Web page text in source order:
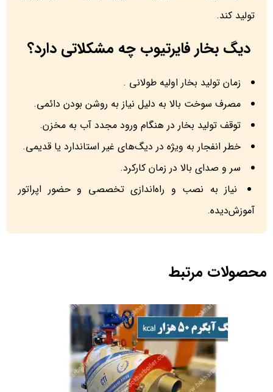
تولید کند.
دیگ بخار فایرتیوب چه مشکلاتی دارد؟
زمان تولید بخار اولیه طولانی .
مصرف سوخت بالا به دلیل نیاز به روشن بودن دائمی.
توقف تولید بخار در هنگام ورود مجدد آب به مخزن.
خطر انفجار به ویژه در دیگ‌های غیر استاندارد یا قدیمی.
سر و صدای بالا در زمان کارکرد.
نیاز به نصب و راه‌اندازی تخصصی و حضور اپراتور
آموزش‌دیده.
محصولات مرتبط